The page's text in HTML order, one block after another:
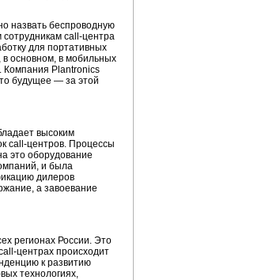
назвать беспроводную
сотрудникам call-центра
для портативных
основном, в мобильных
Компания Plantronics
будущее — за этой
высоким
call-центров. Процессы
это оборудование
и была
дилеров
а завоевание
регионах России. Это
центрах происходит
к развитию
технологиях,